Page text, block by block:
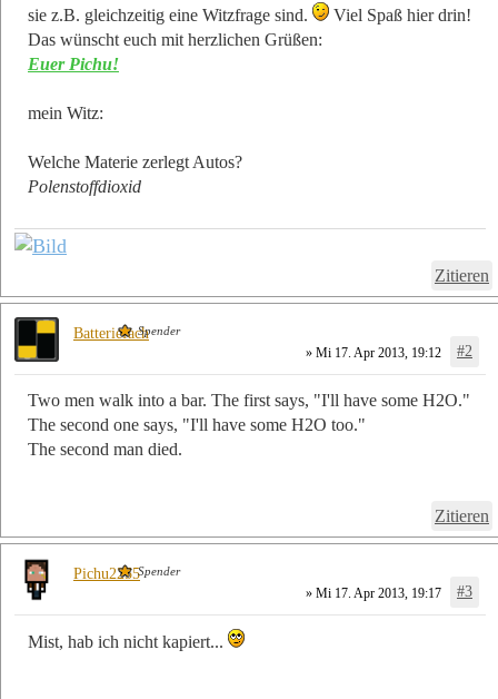
sie z.B. gleichzeitig eine Witzfrage sind.
Viel Spaß hier drin!
Das wünscht euch mit herzlichen Grüßen:
Euer Pichu!
mein Witz:
Welche Materie zerlegt Autos?
Polenstoffdioxid
Zitieren
» Mi 17. Apr 2013, 19:12 #2
Two men walk into a bar. The first says, "I'll have some H2O."
The second one says, "I'll have some H2O too."
The second man died.
Zitieren
BatteriefachSpender
» Mi 17. Apr 2013, 19:17 #3
Mist, hab ich nicht kapiert...
Pichu2255Spender